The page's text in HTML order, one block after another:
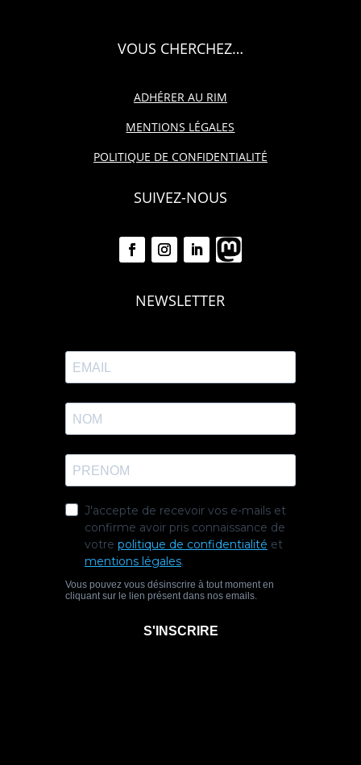
VOUS CHERCHEZ…
ADHÉRER AU RIM
MENTIONS LÉGALES
POLITIQUE DE CONFIDENTIALITÉ
SUIVEZ-NOUS
NEWSLETTER